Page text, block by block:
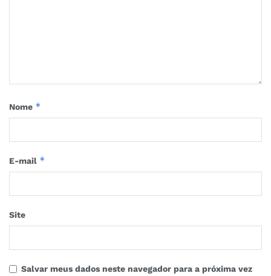
Nome *
E-mail *
Site
Salvar meus dados neste navegador para a próxima vez